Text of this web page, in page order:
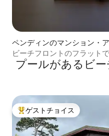
ペンディンのマンション・
ビーチフロントのフラット
めます。犬歓迎
プールがあるビ
大好評のゲストチョイスです
ゲストチョイス